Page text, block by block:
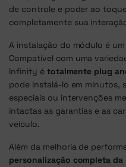
de controle e poder ao
completamente sua
A instalação do módulo é
Compatível com uma
Infinity é totalmente plug
pode instalá-lo em minutos,
especiais ou intervenções
intactas as garantias e as
veículo.
Além da melhoria de
personalização completa